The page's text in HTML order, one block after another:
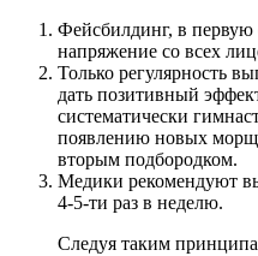
Фейсбилдинг, в первую
напряжение со всех
Только регулярность
дать позитивный
систематически
появлению новых
вторым подбородком.
Медики рекомендуют
4-5-ти раз в неделю.
Следуя таким